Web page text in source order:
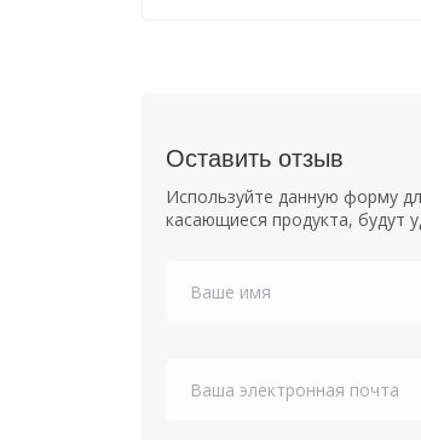
Оставить отзыв
Используйте данную форму
касающиеся продукта, будут